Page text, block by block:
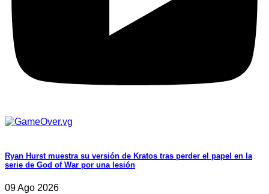
Ryan Hurst muestra su versión de Kratos tras perder el papel en la
serie de God of War por una lesión
09 Ago 2026